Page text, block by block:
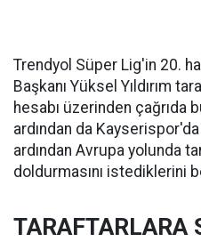
Trendyol Süper Lig'in 20.
Başkanı Yüksel Yıldırım
hesabı üzerinden çağrıda
ardından da
ardından Avrupa yolunda
doldurmasını istediklerini
TARAFTARLARA